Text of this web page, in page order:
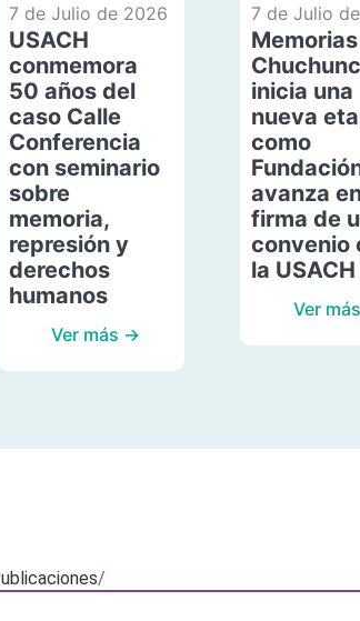
7 de Julio de 2026
USACH
conmemora
50 años del
caso Calle
Conferencia
con seminario
sobre
memoria,
represión y
derechos
humanos
Ver más →
7 de Julio
inicia una
nueva
como
avanza
firma de
convenio
la USACH
Ver
/